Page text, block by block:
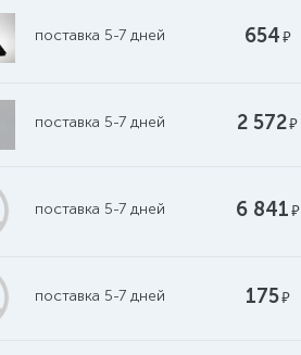
поставка 5-7 дней 654руб.
поставка 5-7 дней 2 572руб.
поставка 5-7 дней 6 841руб.
поставка 5-7 дней 175руб.